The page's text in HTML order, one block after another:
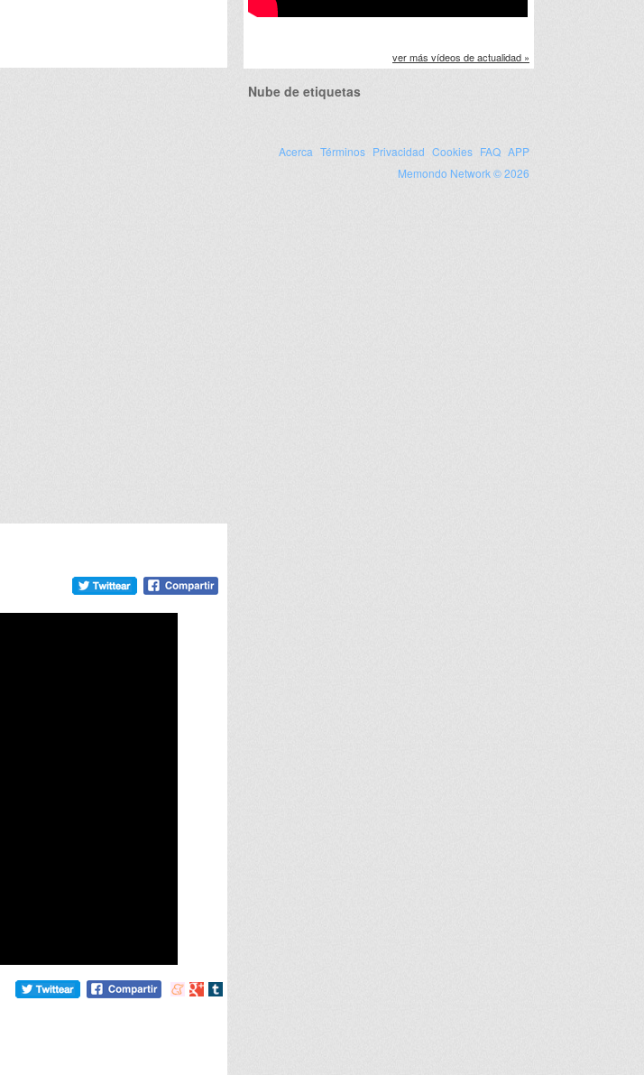
Compartir
Compartir
Compartir
ver más vídeos de actualidad »
Nube de etiquetas
Acerca Términos Privacidad Cookies FAQ APP
Memondo Network © 2026